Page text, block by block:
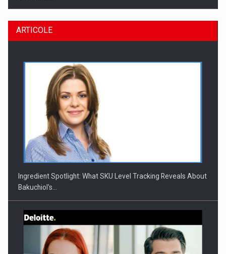
CEO Conference - Shaping The Future - Technology and…
ARTICOLE
Ingredient Spotlight: What SKU Level Tracking Reveals About
Bakuchiol's…